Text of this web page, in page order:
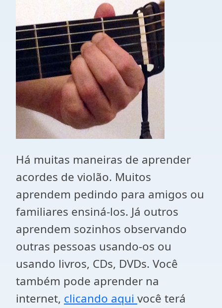
Há muitas maneiras de aprender
acordes de violão. Muitos
aprendem pedindo para amigos ou
familiares ensiná-los. Já outros
aprendem sozinhos observando
outras pessoas usando-os ou
usando livros, CDs, DVDs. Você
também pode aprender na
internet, clicando aqui você terá